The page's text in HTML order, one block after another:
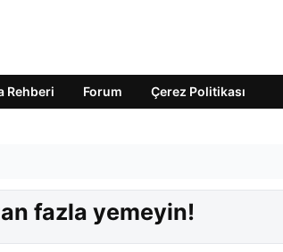
Rehberi Forum Çerez Politikası
fazla yemeyin!